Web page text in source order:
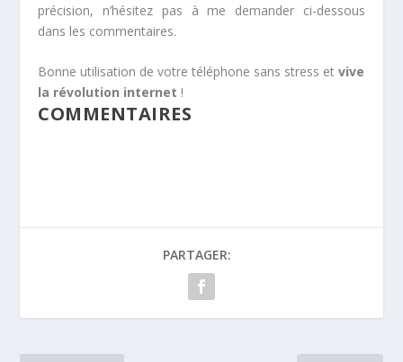
précision, n’hésitez pas à me demander ci-dessous
dans les commentaires.
Bonne utilisation de votre téléphone sans stress etvive
la révolution internet !
COMMENTAIRES
PARTAGER: